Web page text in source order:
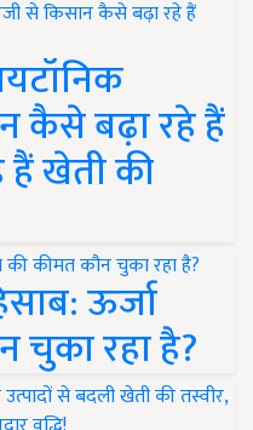
कैसे बढ़ा रहे हैं
हैं खेती की
ऊर्जा
चुका रहा है?